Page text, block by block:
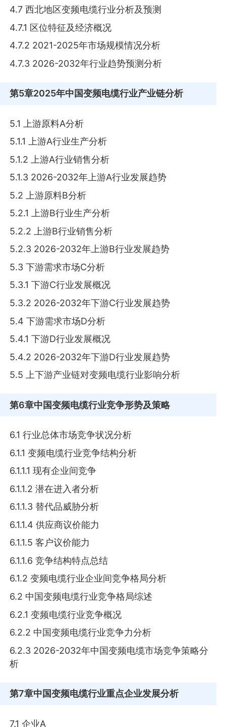
4.7 西北地区变频电缆行业分析及预测
4.7.1 区位特征及经济概况
4.7.2 2021-2025年市场规模情况分析
4.7.3 2026-2032年行业趋势预测分析
第5章2025年中国变频电缆行业产业链分析
5.1 上游原料A分析
5.1.1 上游A行业生产分析
5.1.2 上游A行业销售分析
5.1.3 2026-2032年上游A行业发展趋势
5.2 上游原料B分析
5.2.1 上游B行业生产分析
5.2.2 上游B行业销售分析
5.2.3 2026-2032年上游B行业发展趋势
5.3 下游需求市场C分析
5.3.1 下游C行业发展概况
5.3.2 2026-2032年下游C行业发展趋势
5.4 下游需求市场D分析
5.4.1 下游D行业发展概况
5.4.2 2026-2032年下游D行业发展趋势
5.5 上下游产业链对变频电缆行业影响分析
第6章中国变频电缆行业竞争形势及策略
6.1 行业总体市场竞争状况分析
6.1.1 变频电缆行业竞争结构分析
6.1.1.1 现有企业间竞争
6.1.1.2 潜在进入者分析
6.1.1.3 替代品威胁分析
6.1.1.4 供应商议价能力
6.1.1.5 客户议价能力
6.1.1.6 竞争结构特点总结
6.1.2 变频电缆行业企业间竞争格局分析
6.2 中国变频电缆行业竞争格局综述
6.2.1 变频电缆行业竞争概况
6.2.2 中国变频电缆行业竞争力分析
6.2.3 2026-2032年中国变频电缆市场竞争策略分
析
第7章中国变频电缆行业重点企业发展分析
7.1 企业A